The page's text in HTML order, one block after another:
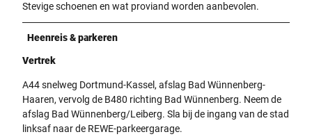
Stevige schoenen en wat proviand worden aanbevolen.
Heenreis & parkeren
Vertrek
A44 snelweg Dortmund-Kassel, afslag Bad Wünnenberg-
Haaren, vervolg de B480 richting Bad Wünnenberg. Neem de
afslag Bad Wünnenberg/Leiberg. Sla bij de ingang van de stad
linksaf naar de REWE-parkeergarage.